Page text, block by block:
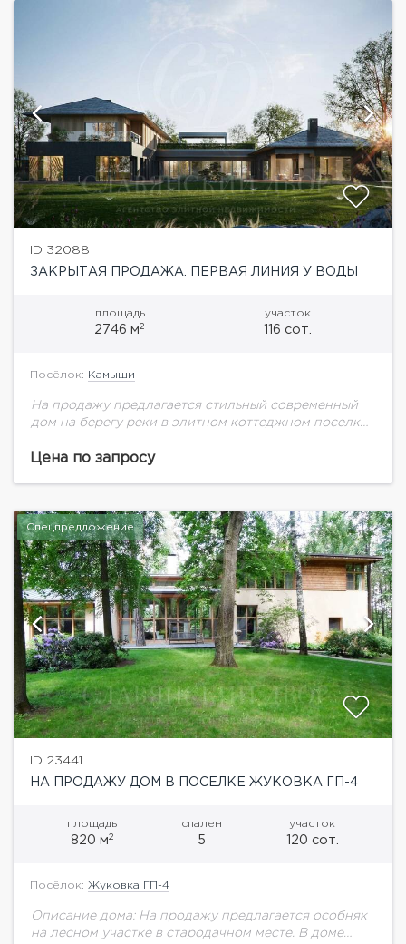
ID 32088
ЗАКРЫТАЯ ПРОДАЖА. ПЕРВАЯ ЛИНИЯ У ВОДЫ
площадь
2746 м2
участок
116 сот.
Посёлок: Камыши
На продажу предлагается стильный современный
дом на берегу реки в элитном коттеджном поселке
эксклюзивным проектам, в строительстве и отделке
Цена по запросу
Спецпредложение
ID 23441
НА ПРОДАЖУ ДОМ В ПОСЕЛКЕ ЖУКОВКА ГП-4
площадь
820 м2
спален
5
участок
120 сот.
Посёлок: Жуковка ГП-4
Описание дома: На продажу предлагается особняк
на лесном участке в стародачном месте. В доме